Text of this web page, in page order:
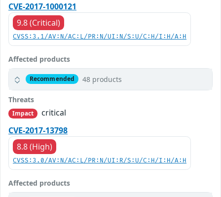
CVE-2017-1000121
9.8 (Critical)
CVSS:3.1/AV:N/AC:L/PR:N/UI:N/S:U/C:H/I:H/A:H
Affected products
Recommended 48 products
Threats
Impact
critical
CVE-2017-13798
8.8 (High)
CVSS:3.0/AV:N/AC:L/PR:N/UI:R/S:U/C:H/I:H/A:H
Affected products